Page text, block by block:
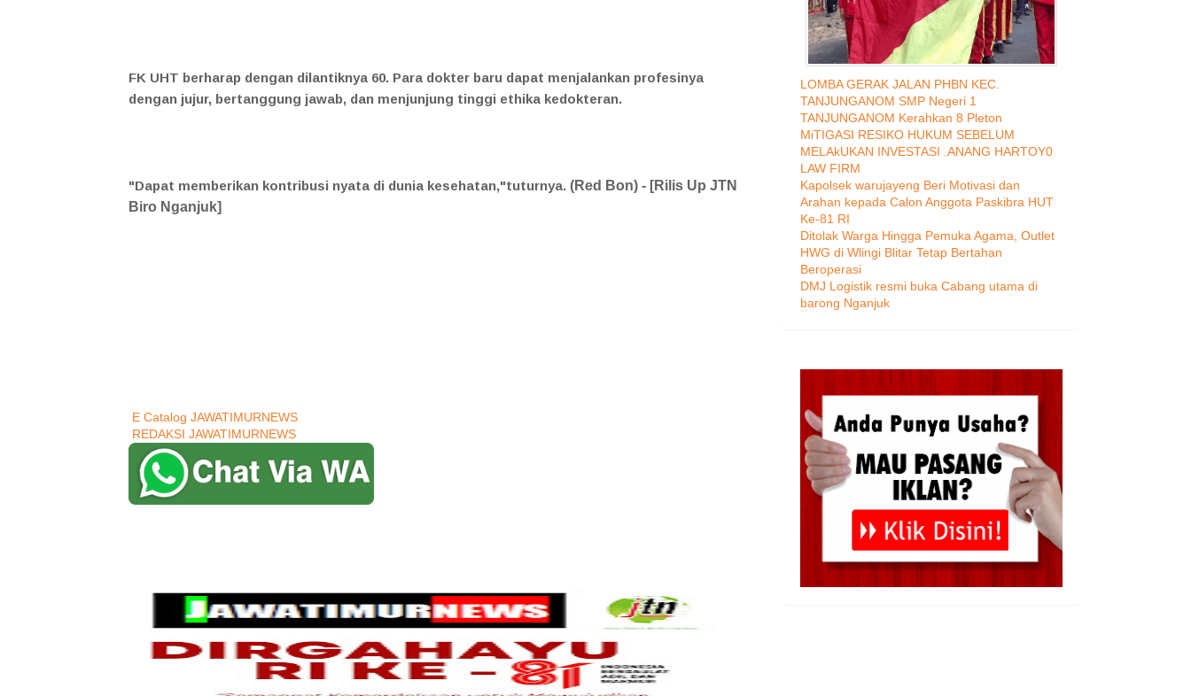
FK UHT berharap dengan dilantiknya 60. Para dokter baru dapat menjalankan profesinya
dengan jujur, bertanggung jawab, dan menjunjung tinggi ethika kedokteran.
"Dapat memberikan kontribusi nyata di dunia kesehatan,"tuturnya. (Red Bon) - [Rilis Up JTN
Biro Nganjuk]
E Catalog JAWATIMURNEWS
REDAKSI JAWATIMURNEWS
LOMBA GERAK JALAN PHBN KEC.
TANJUNGANOM SMP Negeri 1
TANJUNGANOM Kerahkan 8 Pleton
MiTIGASI RESIKO HUKUM SEBELUM
MELAkUKAN INVESTASI .ANANG HARTOY0
LAW FIRM
Kapolsek warujayeng Beri Motivasi dan
Arahan kepada Calon Anggota Paskibra HUT
Ke-81 RI
Ditolak Warga Hingga Pemuka Agama, Outlet
HWG di Wlingi Blitar Tetap Bertahan
Beroperasi
DMJ Logistik resmi buka Cabang utama di
barong Nganjuk